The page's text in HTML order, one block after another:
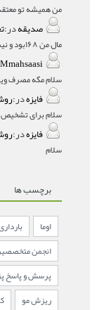
من همیشه تو
صدیقهدر:
فایزهدر:
فایزهدر:
سلام
برچسب ها
اوما
انجمن
پرسش و پاسخ
ریزش مو